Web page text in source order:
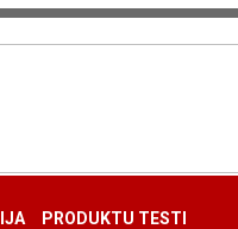
PRODUKTU TESTI